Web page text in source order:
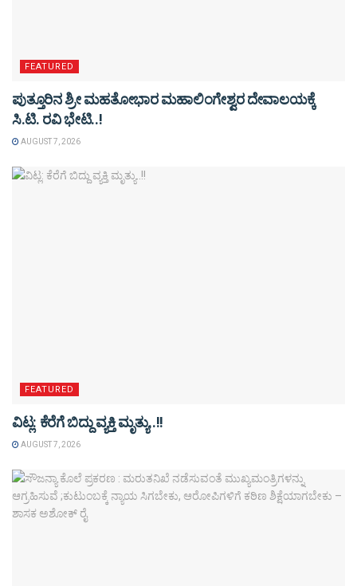
FEATURED
ಪುತ್ತೂರಿನ ಶ್ರೀ ಮಹತೋಭಾರ ಮಹಾಲಿಂಗೇಶ್ವರ ದೇವಾಲಯಕ್ಕೆ
ಸಿ.ಟಿ. ರವಿ ಭೇಟಿ..!
AUGUST 7, 2026
FEATURED
ವಿಟ್ಲ: ಕೆರೆಗೆ ಬಿದ್ದು ವ್ಯಕ್ತಿ ಮೃತ್ಯು..!!
AUGUST 7, 2026